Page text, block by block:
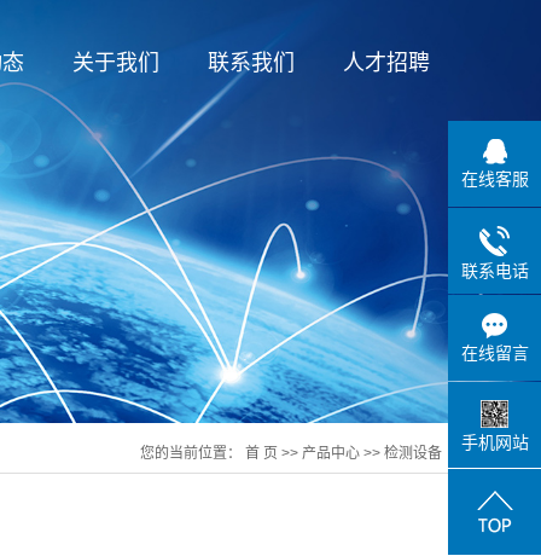
关于我们
营业执照
联系我们 人才招聘
资料下载
您的当前位置： 首 页 >> 产品中心 >> 检测设备
在线客服
联系电话
在线留言
手机网站